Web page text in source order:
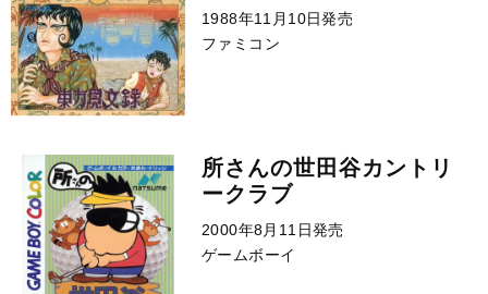
1988年11月10日発売
ファミコン
所さんの世田谷カントリ
ークラブ
2000年8月11日発売
ゲームボーイ